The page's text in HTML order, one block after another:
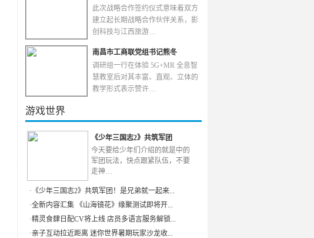
此次战略合作签约仪式意味着双方
建立起长期战略合作伙伴关系，影
创科技与江西旅游…
南昌市工商联党组书记熊冬
调研组一行在体验 5G+MR 全息智
慧教室后对其丰富、直观、立体的
教学形式表示赞许…
游戏世界
《少年三国志2》共筑军团
今天要给少年们介绍的就是中的
军团玩法，快点跟紧队伍，不要
走神…
· 《少年三国志2》共筑军团！是兄弟就一起来...
·全新内容汇集 《山海镜花》缘聚测试即将开...
·精灵食肆日配CV将上线 店员多语言服务解锁...
·亲子互动拉近距离 迷你世界暑期玩家沙龙收...